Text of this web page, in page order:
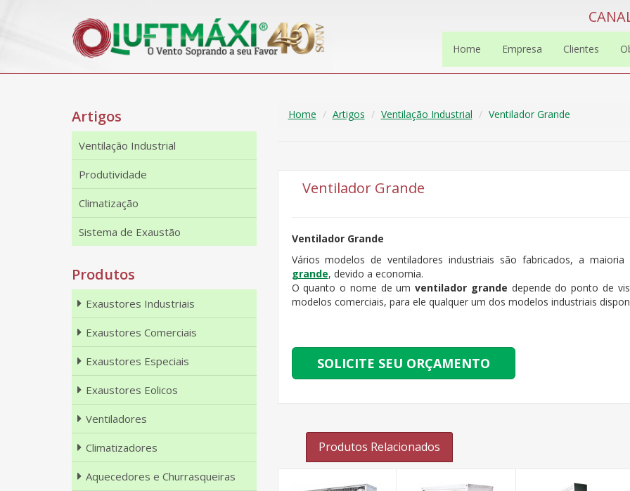
Home Empresa Clientes
Home Artigos Ventilação Industrial Ventilador Grande
Ventilador Grande
Ventilador Grande
Vários modelos de ventiladores industriais são fabricados, a
grande, devido a economia.
O quanto o nome de umventilador grande depende do ponto de
modelos comerciais, para ele qualquer um dos modelos industriais
SOLICITE SEU ORÇAMENTO
Produtos Relacionados
Artigos
Ventilação Industrial
Produtividade
Climatização
Sistema de Exaustão
Produtos
Exaustores Industriais
Exaustores Comerciais
Exaustores Especiais
Exaustores Eolicos
Ventiladores
Climatizadores
Aquecedores e Churrasqueiras